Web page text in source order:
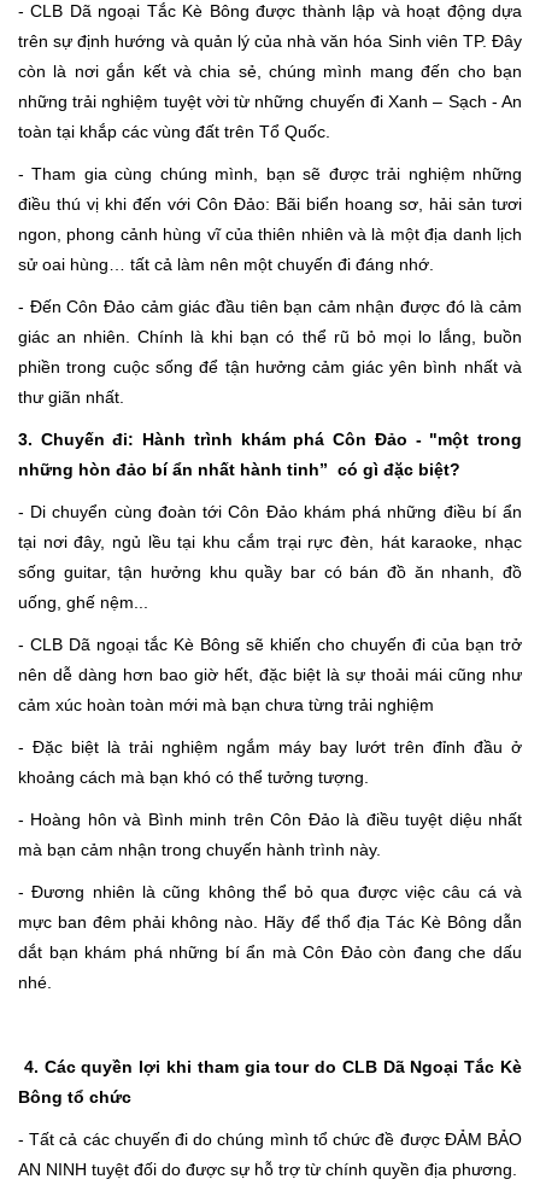
- CLB Dã ngoại Tắc Kè Bông được thành lập và hoạt động dựa
trên sự định hướng và quản lý của nhà văn hóa Sinh viên TP. Đây
còn là nơi gắn kết và chia sẻ, chúng mình mang đến cho bạn
những trải nghiệm tuyệt vời từ những chuyến đi Xanh – Sạch - An
toàn tại khắp các vùng đất trên Tổ Quốc.
- Tham gia cùng chúng mình, bạn sẽ được trải nghiệm những
điều thú vị khi đến với Côn Đảo: Bãi biển hoang sơ, hải sản tươi
ngon, phong cảnh hùng vĩ của thiên nhiên và là một địa danh lịch
sử oai hùng… tất cả làm nên một chuyến đi đáng nhớ.
- Đến Côn Đảo cảm giác đầu tiên bạn cảm nhận được đó là cảm
giác an nhiên. Chính là khi bạn có thể rũ bỏ mọi lo lắng, buồn
phiền trong cuộc sống để tận hưởng cảm giác yên bình nhất và
thư giãn nhất.
3. Chuyến đi: Hành trình khám phá Côn Đảo - "một trong
những hòn đảo bí ẩn nhất hành tinh” có gì đặc biệt?
- Di chuyển cùng đoàn tới Côn Đảo khám phá những điều bí ẩn
tại nơi đây, ngủ lều tại khu cắm trại rực đèn, hát karaoke, nhạc
sống guitar, tận hưởng khu quầy bar có bán đồ ăn nhanh, đồ
uống, ghế nệm...
- CLB Dã ngoại tắc Kè Bông sẽ khiến cho chuyến đi của bạn trở
nên dễ dàng hơn bao giờ hết, đặc biệt là sự thoải mái cũng như
cảm xúc hoàn toàn mới mà bạn chưa từng trải nghiệm
- Đặc biệt là trải nghiệm ngắm máy bay lướt trên đỉnh đầu ở
khoảng cách mà bạn khó có thể tưởng tượng.
- Hoàng hôn và Bình minh trên Côn Đảo là điều tuyệt diệu nhất
mà bạn cảm nhận trong chuyến hành trình này.
- Đương nhiên là cũng không thể bỏ qua được việc câu cá và
mực ban đêm phải không nào. Hãy để thổ địa Tác Kè Bông dẫn
dắt bạn khám phá những bí ẩn mà Côn Đảo còn đang che dấu
nhé.
4. Các quyền lợi khi tham gia tour do CLB Dã Ngoại Tắc Kè
Bông tổ chức
- Tất cả các chuyến đi do chúng mình tổ chức đề được ĐẢM BẢO
AN NINH tuyệt đối do được sự hỗ trợ từ chính quyền địa phương.